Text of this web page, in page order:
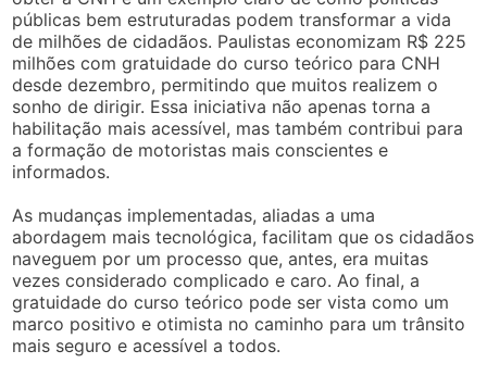
públicas bem estruturadas podem transformar a vida
de milhões de cidadãos. Paulistas economizam R$ 225
milhões com gratuidade do curso teórico para CNH
desde dezembro, permitindo que muitos realizem o
sonho de dirigir. Essa iniciativa não apenas torna a
habilitação mais acessível, mas também contribui para
a formação de motoristas mais conscientes e
informados.
As mudanças implementadas, aliadas a uma
abordagem mais tecnológica, facilitam que os cidadãos
naveguem por um processo que, antes, era muitas
vezes considerado complicado e caro. Ao final, a
gratuidade do curso teórico pode ser vista como um
marco positivo e otimista no caminho para um trânsito
mais seguro e acessível a todos.